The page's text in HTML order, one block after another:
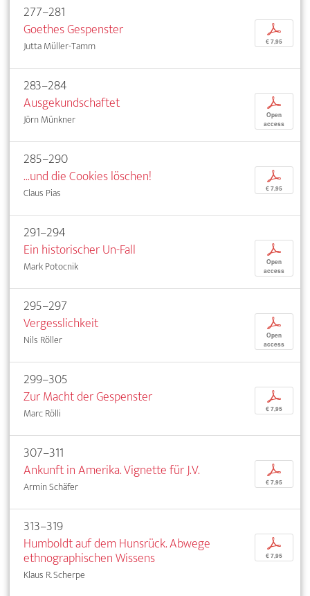
277–281
Goethes Gespenster
Jutta Müller-Tamm
p
€ 7,95
283–284
Ausgekundschaftet
Jörn Münkner
p
Open
access
285–290
...und die Cookies löschen!
Claus Pias
p
€ 7,95
291–294
Ein historischer Un-Fall
Mark Potocnik
p
Open
access
295–297
Vergesslichkeit
Nils Röller
p
Open
access
299–305
Zur Macht der Gespenster
Marc Rölli
p
€ 7,95
307–311
Ankunft in Amerika. Vignette für J.V.
Armin Schäfer
p
€ 7,95
313–319
Humboldt auf dem Hunsrück. Abwege
ethnographischen Wissens
Klaus R. Scherpe
p
€ 7,95